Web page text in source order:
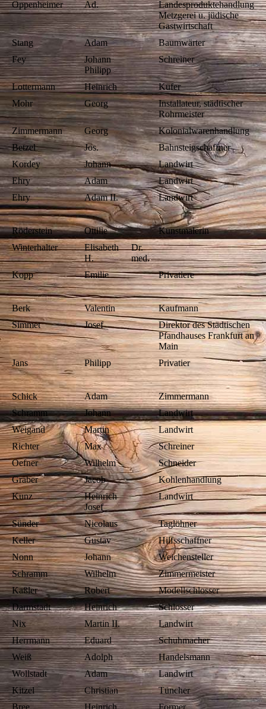
Oppenheimer
Ad.
Landesproduktehandlung,
Metzgerei u. jüdische
Gastwirtschaft
Stang
Adam
Baumwärter
Fey
Johann
Philipp
Schreiner
Lottermann Heinrich
Küfer
Mohr
Georg
Installateur, städtischer
Rohrmeister
Zimmermann
Georg
Kolonialwarenhandlung
Betzel
Jos.
Bahnsteigschaffner
Kordey
Johann
Landwirt
Ehry
Adam
Landwirt
Ehry
Adam II. Landwirt
Röderstein Ottilie
Kunstmalerin
Winterhalter
Elisabeth
H.
Dr.
med.
Kopp
Emilie Privatiere
Berk Valentin
Kaufmann
Simmet
Josef
Direktor des Städtischen
Pfandhauses Frankfurt am
Main
Jans
Philipp Privatier
Schick Adam
Zimmermann
Schramm
Johann
Landwirt
Weigand
Martin
Landwirt
Richter
Max
Schreiner
Oefner
Wilhelm
Schneider
Gräber
Jacob
Kohlenhandlung
Kunz
Heinrich
Josef
Landwirt
Sünder Nicolaus
Taglöhner
Keller
Gustav
Hilfsschaffner
Nonn
Johann
Weichensteller
Schramm
Wilhelm
Zimmermeister
Kaßler
Robert
Modellschlosser
Darmstadt
Heinrich
Schlosser
Nix
Martin II.
Landwirt
Herrmann
Eduard
Schuhmacher
Weiß
Adolph
Handelsmann
Wollstadt
Adam
Landwirt
Kitzel
Christian
Tüncher